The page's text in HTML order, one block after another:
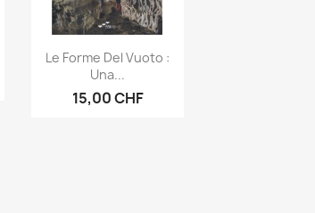
Aperçu rapide
Le Forme Del Vuoto :
Una...
15,00 CHF